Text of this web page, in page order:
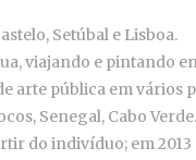
Setúbal e Lisboa.
viajando e pintando
arte pública em vários
Senegal, Cabo Verde.
do indivíduo; em